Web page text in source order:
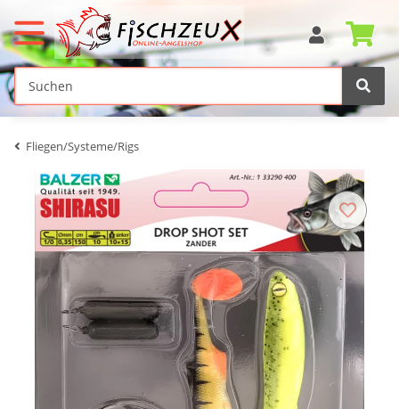
Fliegen/Systeme/Rigs